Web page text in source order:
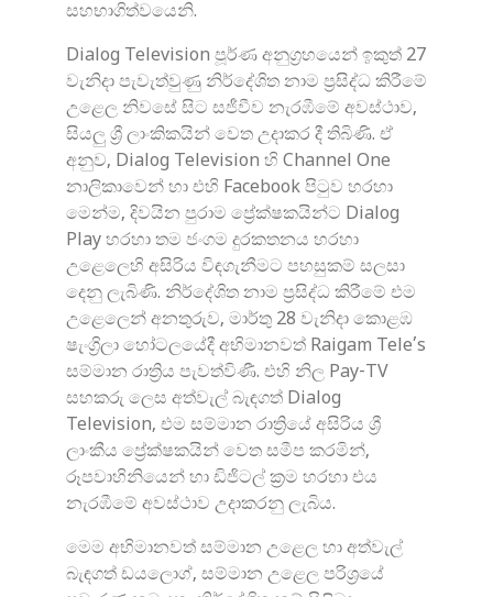
සහභාගිත්වයෙනි.
Dialog Television පූර්ණ අනුග්‍රහයෙන් ඉකුත් 27
වැනිදා පැවැත්වුණු නිර්දේශිත නාම ප්‍රසිද්ධ කිරීමේ
උළෙල නිවසේ සිට සජීවීව නැරඹීමේ අවස්ථාව,
සියලු ශ්‍රී ලාංකිකයින් වෙත උදාකර දී තිබිණි. ඒ
අනුව, Dialog Television හි Channel One
නාලිකාවෙන් හා එහි Facebook පිටුව හරහා
මෙන්ම, දිවයින පුරාම ප්‍රේක්ෂකයින්ට Dialog
Play හරහා තම ජංගම දුරකතනය හරහා
උළෙලෙහි අසිරිය විඳගැනීමට පහසුකම් සලසා
දෙනු ලැබිණි. නිර්දේශිත නාම ප්‍රසිද්ධ කිරීමේ එම
උළෙලෙන් අනතුරුව, මාර්තු 28 වැනිදා කොළඹ
ෂැංග්‍රිලා හෝටලයේදී අභිමානවත් Raigam Tele’s
සම්මාන රාත්‍රිය පැවත්විණී. එහි නිල Pay-TV
සහකරු ලෙස අත්වැල් බැඳගත් Dialog
Television, එම සම්මාන රාත්‍රියේ අසිරිය ශ්‍රී
ලාංකීය ප්‍රේක්ෂකයින් වෙත සමීප කරමින්,
රූපවාහිනියෙන් හා ඩිජිටල් ක්‍රම හරහා එය
නැරඹීමේ අවස්ථාව උදාකරනු ලැබිය.
මෙම අභිමානවත් සම්මාන උළෙල හා අත්වැල්
බැඳගත් ඩයලොග්, සම්මාන උළෙල පරිශ්‍රයේ